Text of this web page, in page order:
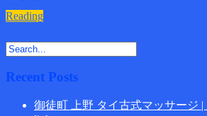
Reading
Recent Posts
御徒町 上野 タイ古式マッサージ |